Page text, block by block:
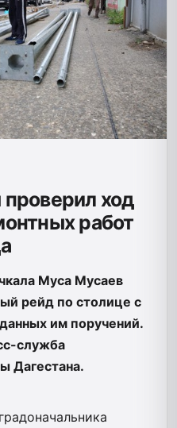
ход
работ
Муса Мусаев
рейд по столице с
им поручений.
служба
Дагестана.